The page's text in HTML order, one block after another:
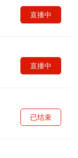
直播中
直播中
已结束